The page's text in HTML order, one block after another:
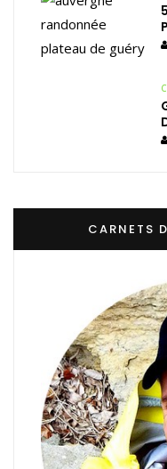
CARNETS